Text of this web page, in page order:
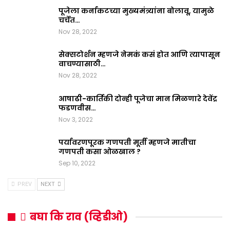
पूजेला कर्नाकटच्या मुख्यमंत्र्यांना बोलावू, यामुळे
चर्चेत…
Nov 28, 2022
सेक्सटोर्शन म्हणजे नेमकं कसं होत आणि त्यापासून
वाचण्यासाठी…
Nov 28, 2022
आषाढी-कार्तिकी दोन्ही पूजेचा मान मिळणारे देवेंद्र
फडणवीस…
Nov 3, 2022
पर्यावरणपूरक गणपती मूर्ती म्हणजे मातीचा
गणपती कसा ओळखाल ?
Sep 10, 2022
PREV NEXT
बघा कि राव (व्हिडीओ)